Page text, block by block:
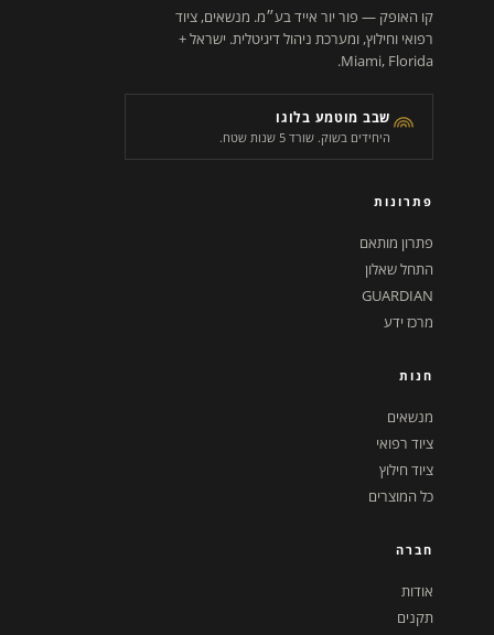
קו האופק — פור יור אייד בע״מ. מנשאים, ציוד
רפואי וחילוץ, ומערכת ניהול דיגיטלית. ישראל +
Miami, Florida.
שבב מוטמע בלוגו
היחידים בשוק. שורד 5 שנות שטח.
פתרונות
פתרון מותאם
התחל שאלון
GUARDIAN
מרכז ידע
חנות
מנשאים
ציוד רפואי
ציוד חילוץ
כל המוצרים
חברה
אודות
תקנים